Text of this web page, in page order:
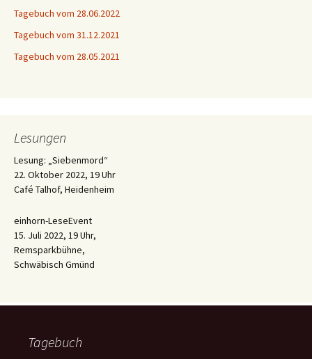
Tagebuch vom 28.06.2022
Tagebuch vom 31.12.2021
Tagebuch vom 28.05.2021
Lesungen
Lesung: „Siebenmord“
22. Oktober 2022, 19 Uhr
Café Talhof, Heidenheim
einhorn-LeseEvent
15. Juli 2022, 19 Uhr,
Remsparkbühne,
Schwäbisch Gmünd
Tagebuch